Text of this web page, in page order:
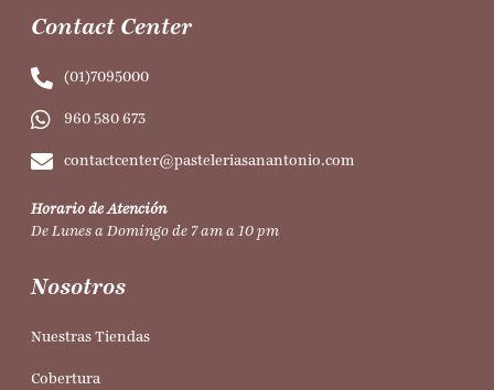
Contact Center
(01)7095000
960 580 673
contactcenter@pasteleriasanantonio.com
Horario de Atención
De Lunes a Domingo de 7 am a 10 pm
Nosotros
Nuestras Tiendas
Cobertura